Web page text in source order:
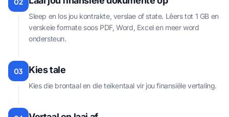
Sleep en los jou kontrakte, verslae of state. Lêers tot 1 GB en
verskeie formate soos PDF, Word, Excel en meer word
ondersteun.
03 Kies tale
Kies die brontaal en die teikentaal vir jou finansiële vertaling.